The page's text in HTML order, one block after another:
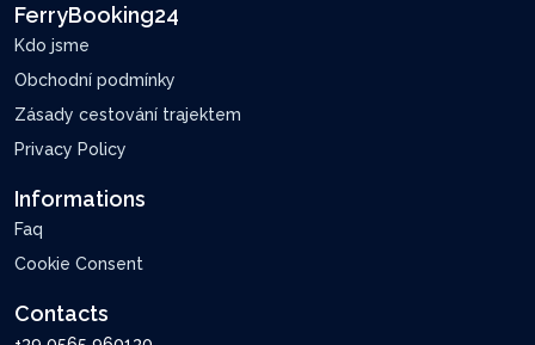
FerryBooking24
Kdo jsme
Obchodní podmínky
Zásady cestování trajektem
Privacy Policy
Informations
Faq
Cookie Consent
Contacts